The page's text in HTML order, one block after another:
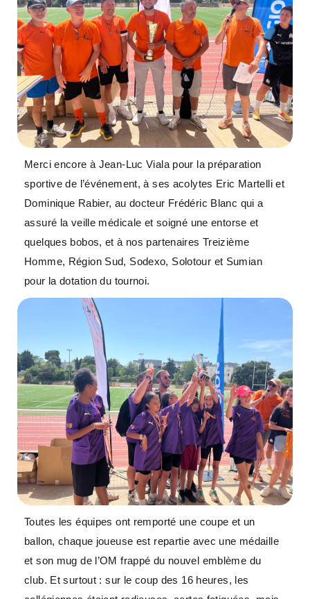
Merci encore à Jean-Luc Viala pour la préparation
sportive de l’événement, à ses acolytes Eric Martelli et
Dominique Rabier, au docteur Frédéric Blanc qui a
assuré la veille médicale et soigné une entorse et
quelques bobos, et à nos partenaires Treizième
Homme, Région Sud, Sodexo, Solotour et Sumian
pour la dotation du tournoi.
Toutes les équipes ont remporté une coupe et un
ballon, chaque joueuse est repartie avec une médaille
et son mug de l’OM frappé du nouvel emblème du
club. Et surtout : sur le coup des 16 heures, les